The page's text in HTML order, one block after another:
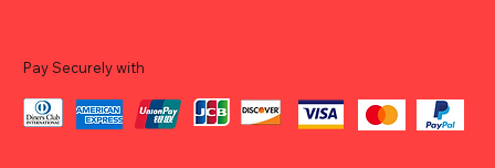
Pay Securely with